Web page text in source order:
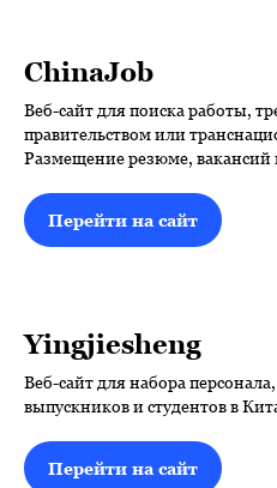
ChinaJob
Веб-сайт для поиска работы,
правительством или
Размещение резюме,
Перейти на сайт
Yingjiesheng
Веб-сайт для набора
выпускников и студентов в
Перейти на сайт